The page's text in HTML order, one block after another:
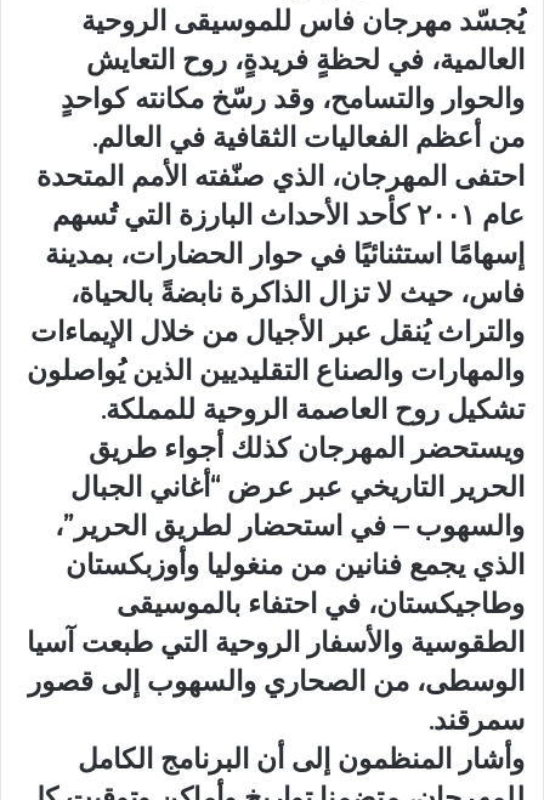
يُجسّد مهرجان فاس للموسيقى الروحية
العالمية، في لحظةٍ فريدةٍ، روح التعايش
والحوار والتسامح، وقد رسّخ مكانته كواحدٍ
من أعظم الفعاليات الثقافية في العالم.
احتفى المهرجان، الذي صنّفته الأمم المتحدة
عام ٢٠٠١ كأحد الأحداث البارزة التي تُسهم
إسهامًا استثنائيًا في حوار الحضارات، بمدينة
فاس، حيث لا تزال الذاكرة نابضةً بالحياة،
والتراث يُنقل عبر الأجيال من خلال الإيماءات
والمهارات والصناع التقليديين الذين يُواصلون
تشكيل روح العاصمة الروحية للمملكة.
ويستحضر المهرجان كذلك أجواء طريق
الحرير التاريخي عبر عرض “أغاني الجبال
والسهوب – في استحضار لطريق الحرير”،
الذي يجمع فنانين من منغوليا وأوزبكستان
وطاجيكستان، في احتفاء بالموسيقى
الطقوسية والأسفار الروحية التي طبعت آسيا
الوسطى، من الصحاري والسهوب إلى قصور
سمرقند.
وأشار المنظمون إلى أن البرنامج الكامل